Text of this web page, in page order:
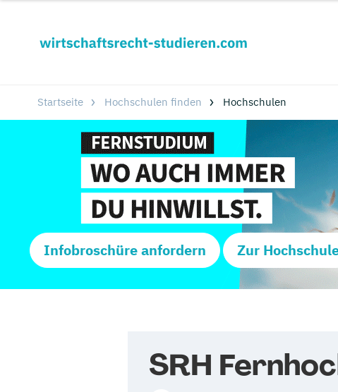
Startseite Hochschulen finden Hochschulen
Infobroschüre anfordern Zur
SRH